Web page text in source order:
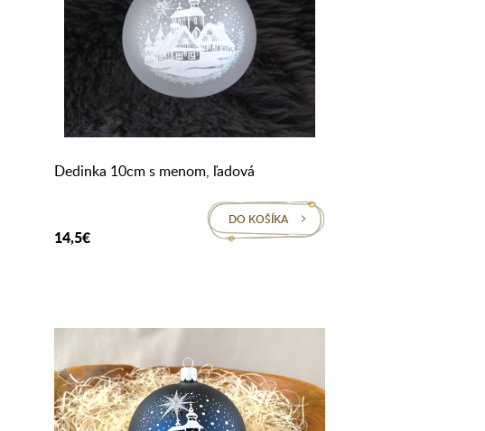
Dedinka 10cm s menom, ľadová
14,5€
DO KOŠÍKA